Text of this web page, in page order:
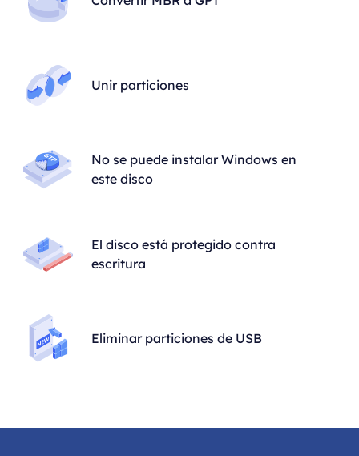
Unir particiones
No se puede instalar Windows en
este disco
El disco está protegido contra
escritura
Eliminar particiones de USB